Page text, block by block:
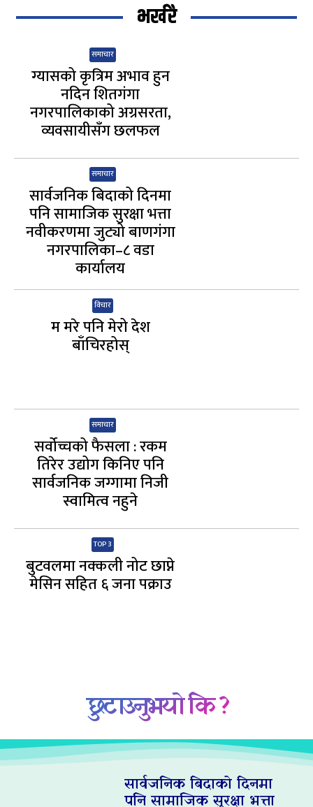
भर्खरै
समाचार
ग्यासको कृत्रिम अभाव हुन
नदिन शितगंगा
नगरपालिकाको अग्रसरता,
व्यवसायीसँग छलफल
समाचार
सार्वजनिक बिदाको दिनमा
पनि सामाजिक सुरक्षा भत्ता
नवीकरणमा जुट्यो बाणगंगा
नगरपालिका–८ वडा
कार्यालय
विचार
म मरे पनि मेरो देश
बाँचिरहोस्
समाचार
सर्वोच्चको फैसला : रकम
तिरेर उद्योग किनिए पनि
सार्वजनिक जग्गामा निजी
स्वामित्व नहुने
TOP 3
बुटवलमा नक्कली नोट छाप्ने
मेसिन सहित ६ जना पक्राउ
छुटाउनुभयो कि ?
सार्वजनिक बिदाको दिनमा
पनि सामाजिक सुरक्षा भत्ता